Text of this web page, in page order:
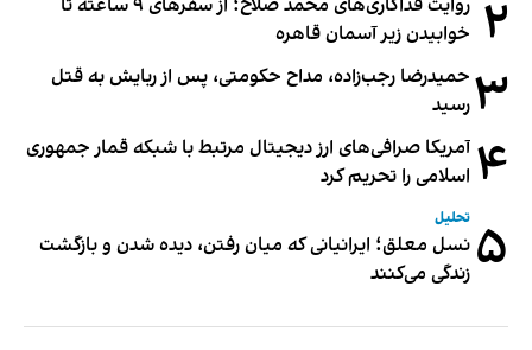
۲
روایت فداکاری‌های محمد صلاح؛ از سفرهای ۹ ساعته تا
خوابیدن زیر آسمان قاهره
۳ حمیدرضا رجب‌زاده، مداح حکومتی، پس از ربایش به قتل
رسید
۴ آمریکا صرافی‌های ارز دیجیتال مرتبط با شبکه قمار جمهوری
اسلامی را تحریم کرد
۵ تحلیل
نسل معلق؛ ایرانیانی که میان رفتن، دیده شدن و بازگشت
زندگی می‌کنند